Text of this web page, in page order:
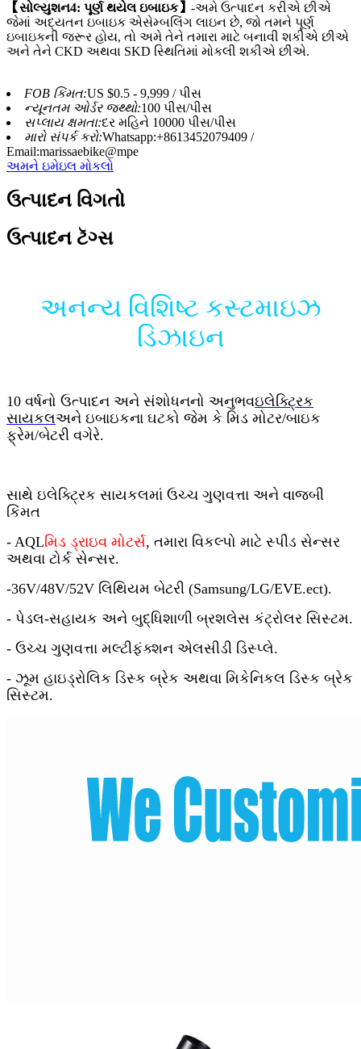
【સોલ્યુશન4: પૂર્ણ થયેલ ઇબાઇક】 -અમે ઉત્પાદન કરીએ છીએ
જેમાં અદ્યતન ઇબાઇક એસેમ્બલિંગ લાઇન છે, જો તમને પૂર્ણ
ઇબાઇકની જરૂર હોય, તો અમે તેને તમારા માટે બનાવી શકીએ છીએ
અને તેને CKD અથવા SKD સ્થિતિમાં મોકલી શકીએ છીએ.
FOB કિંમત:US $0.5 - 9,999 / પીસ
ન્યૂનતમ ઓર્ડર જથ્થો:100 પીસ/પીસ
સપ્લાય ક્ષમતા:દર મહિને 10000 પીસ/પીસ
મારો સંપર્ક કરો:Whatsapp:+8613452079409 /
Email:marissaebike@mpe
અમને ઇમેઇલ મોકલો
ઉત્પાદન વિગતો
ઉત્પાદન ટૅગ્સ
અનન્ય વિશિષ્ટ કસ્ટમાઇઝ
ડિઝાઇન
10 વર્ષનો ઉત્પાદન અને સંશોધનનો અનુભવઇલેક્ટ્રિક
સાયકલઅને ઇબાઇકના ઘટકો જેમ કે મિડ મોટર/બાઇક
ફ્રેમ/બેટરી વગેરે.
સાથે ઇલેક્ટ્રિક સાયકલમાં ઉચ્ચ ગુણવત્તા અને વાજબી
કિંમત
- AQLમિડ ડ્રાઇવ મોટર્સ, તમારા વિકલ્પો માટે સ્પીડ સેન્સર
અથવા ટોર્ક સેન્સર.
-36V/48V/52V લિથિયમ બેટરી (Samsung/LG/EVE.ect).
- પેડલ-સહાયક અને બુદ્ધિશાળી બ્રશલેસ કંટ્રોલર સિસ્ટમ.
- ઉચ્ચ ગુણવત્તા મલ્ટીફંક્શન એલસીડી ડિસ્પ્લે.
- ઝૂમ હાઇડ્રોલિક ડિસ્ક બ્રેક અથવા મિકેનિકલ ડિસ્ક બ્રેક
સિસ્ટમ.